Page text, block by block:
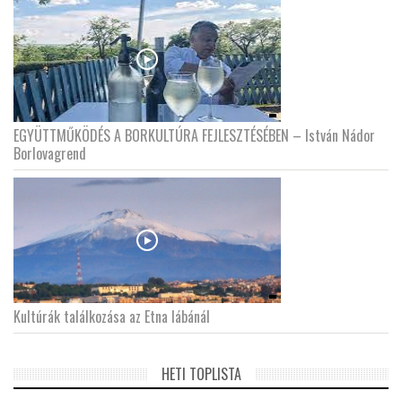
EGYÜTTMŰKÖDÉS A BORKULTÚRA FEJLESZTÉSÉBEN – István Nádor
Borlovagrend
Kultúrák találkozása az Etna lábánál
HETI TOPLISTA